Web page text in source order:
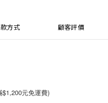
方式 顧客評價
$1,200元免運費)